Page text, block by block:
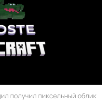
получил пиксельный облик